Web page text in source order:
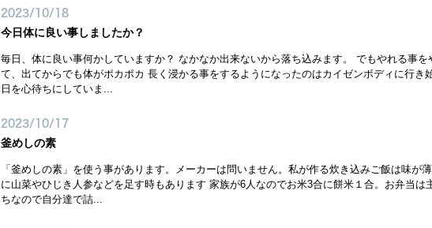
2023/10/18
今日体に良い事しましたか？
毎日、体に良い事何かしていますか？ なかなか出来ないから落ち込みます。 でもやれる事
て、出てからでも体がポカポカ 長く浸かる事をするようになったのはカイゼンボディに行
日を心待ちにしていま...
2023/10/17
釜めしの素
「釜めしの素」を使う事があります。メーカーは問いません。私が作る炊き込みご飯は味
に山菜やひじき人参などを足す時もあります 家族が6人なのでお米3合に餅米１合。お弁当
ちなので自分達で詰...